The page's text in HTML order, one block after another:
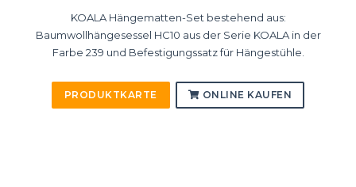
KOALA Hängematten-Set bestehend aus:
Baumwollhängesessel HC10 aus der Serie KOALA in der
Farbe 239 und Befestigungssatz für Hängestühle.
PRODUKTKARTE ONLINE KAUFEN